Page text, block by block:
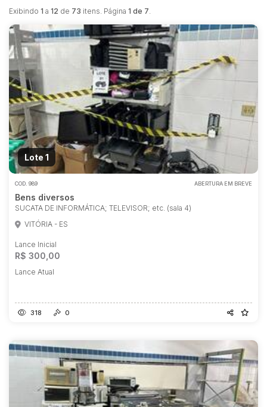
Exibindo 1 a 12 de 73 itens. Página 1 de 7.
Lote 1
COD. 989 ABERTURA EM BREVE
Bens diversos
SUCATA DE INFORMÁTICA; TELEVISOR; etc. (sala 4)
VITÓRIA - ES
Lance Inicial
R$ 300,00
Lance Atual
318 0